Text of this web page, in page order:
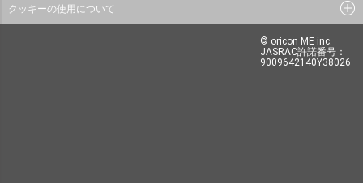
クッキーの使用について
© oricon ME inc.
JASRAC許諾番号：
9009642140Y38026